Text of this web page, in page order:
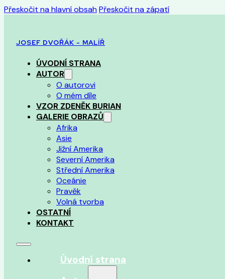
Přeskočit na hlavní obsahPřeskočit na zápatí
JOSEF DVOŘÁK - MALÍŘ
ÚVODNÍ STRANA
AUTOR
O autorovi
O mém díle
VZOR ZDENĚK BURIAN
GALERIE OBRAZŮ
Afrika
Asie
Jižní Amerika
Severní Amerika
Střední Amerika
Oceánie
Pravěk
Volná tvorba
OSTATNÍ
KONTAKT
Úvodní strana